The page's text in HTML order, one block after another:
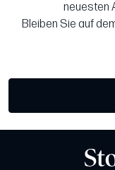
neuesten
Bleiben Sie auf